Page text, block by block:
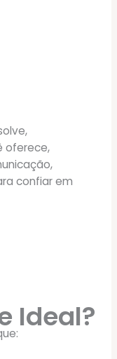
oferece,
confiar em
Ideal?